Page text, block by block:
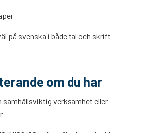
på svenska i både tal och skrift
om du har
samhällsviktig verksamhet eller